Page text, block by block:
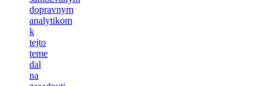
dopravnym
analytikom
k
tejto
teme
dal
na